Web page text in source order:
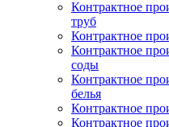
Контрактное
труб
Контрактное
Контрактное
соды
Контрактное
белья
Контрактное
Контрактное